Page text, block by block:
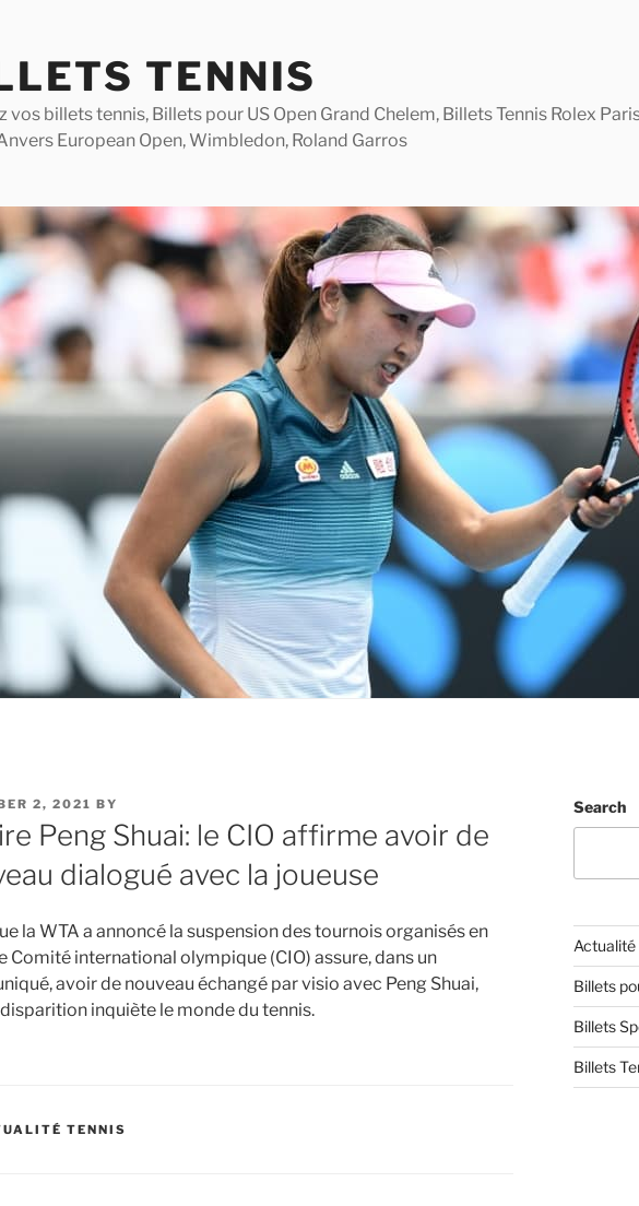
TENNIS
vos billets tennis, Billets pour US Open Grand Chelem, Billets Tennis Rolex
European Open, Wimbledon, Roland Garros
2, 2021 BY
Peng Shuai: le CIO affirme avoir de
dialogué avec la joueuse
la WTA a annoncé la suspension des tournois organisés en
Comité international olympique (CIO) assure, dans un
avoir de nouveau échangé par visio avec Peng Shuai,
inquiète le monde du tennis.
TENNIS
Search
Actualité
Billets
Billets
Billets